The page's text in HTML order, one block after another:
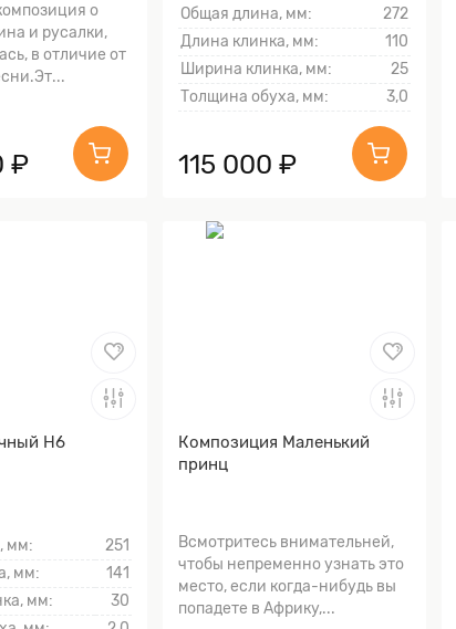
о
и русалки,
в отличие от
₽
Общая длина, мм:
272
Длина клинка, мм:
110
Ширина клинка, мм:
25
Толщина обуха, мм:
3,0
115 000 ₽
Н6
мм:
251
мм:
141
мм:
30
Композиция Маленький
принц
Всмотритесь внимательней,
чтобы непременно узнать это
место, если когда-нибудь вы
попадете в Африку,...